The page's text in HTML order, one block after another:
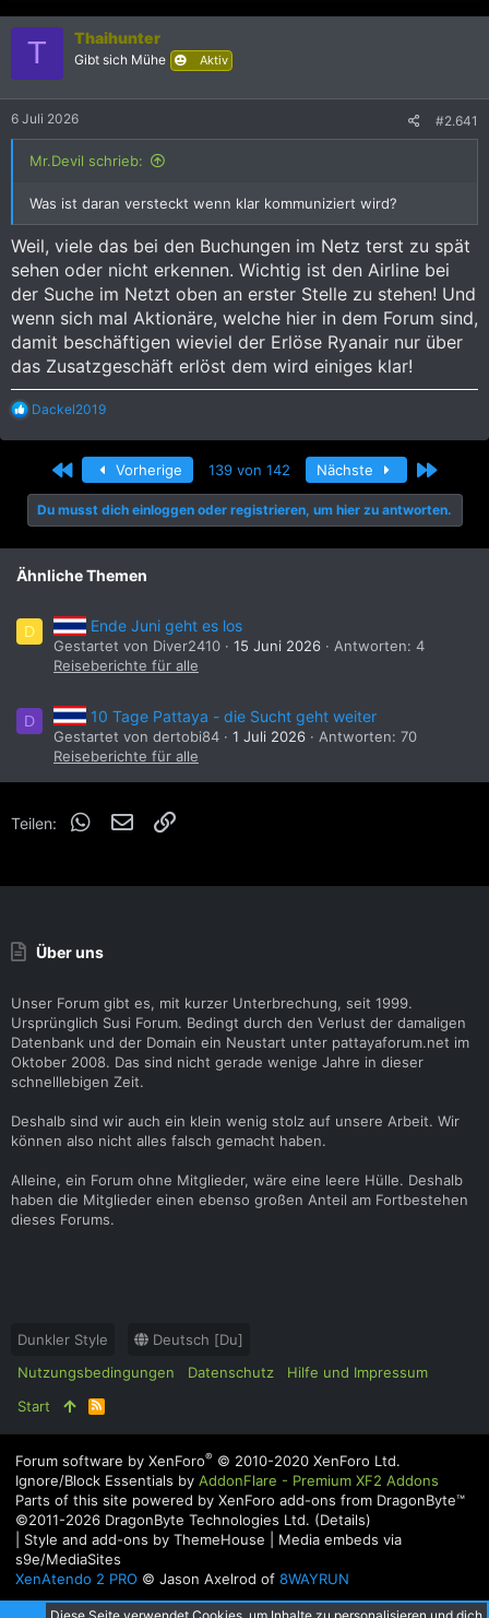
T Thaihunter
Gibt sich Mühe Aktiv
6 Juli 2026 #2.641
Mr.Devil schrieb:
Was ist daran versteckt wenn klar kommuniziert wird?
Weil, viele das bei den Buchungen im Netz terst zu spät
sehen oder nicht erkennen. Wichtig ist den Airline bei
der Suche im Netzt oben an erster Stelle zu stehen! Und
wenn sich mal Aktionäre, welche hier in dem Forum sind,
damit beschäftigen wieviel der Erlöse Ryanair nur über
das Zusatzgeschäft erlöst dem wird einiges klar!
R
a
i
o
n
e
:
Dackel2019
Erste Vorherige 139 von 142 Nächste Letzte
Du musst dich einloggen oder registrieren, um hier zu antworten.
Ähnliche Themen
D Ende Juni geht es los
Gestartet von Diver2410 15 Juni 2026
Antworten: 4
Reiseberichte für alle
D 10 Tage Pattaya - die Sucht geht weiter
Gestartet von dertobi84 1 Juli 2026
Antworten: 70
Reiseberichte für alle
Teilen: WhatsApp
E-Mail
Über uns
Unser Forum gibt es, mit kurzer Unterbrechung, seit 1999.
Ursprünglich Susi Forum. Bedingt durch den Verlust der damaligen
Datenbank und der Domain ein Neustart unter pattayaforum.net im
Oktober 2008. Das sind nicht gerade wenige Jahre in dieser
schnelllebigen Zeit.
Deshalb sind wir auch ein klein wenig stolz auf unsere Arbeit. Wir
können also nicht alles falsch gemacht haben.
Alleine, ein Forum ohne Mitglieder, wäre eine leere Hülle. Deshalb
haben die Mitglieder einen ebenso großen Anteil am Fortbestehen
dieses Forums.
Dunkler Style
Deutsch [Du]
Nutzungsbedingungen
Datenschutz
Hilfe und Impressum
Start
R
S
S
Forum software by XenForo® © 2010-2020 XenForo Ltd.
Ignore/Block Essentials by AddonFlare - Premium XF2 Addons
Parts of this site powered by XenForo add-ons from DragonByte™
©2011-2026 DragonByte Technologies Ltd. (Details)
Style and add-ons by ThemeHouse
Media embeds via
s9e/MediaSites
XenAtendo 2 PRO © Jason Axelrod of 8WAYRUN